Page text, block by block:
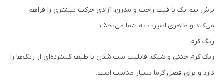
برش نیم بگ با فیت راحت و مدرن، آزادی حرکت بیشتری را فراهم
می‌کند و ظاهری اسپرت به شما می‌بخشد.
رنگ کرم
رنگ کرم خنثی و شیک، قابلیت ست شدن با طیف گسترده‌ای از رنگ‌ها را
دارد و برای فصل گرما بسیار مناسب است.